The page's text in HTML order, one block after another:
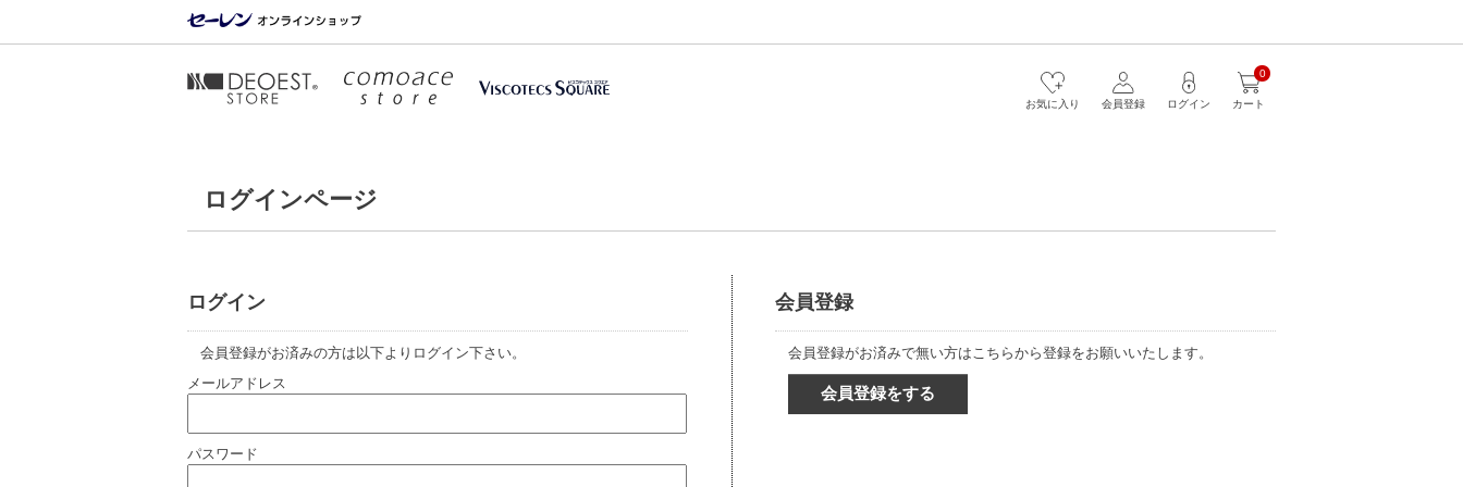
カート
0
ログイン
会員登録
お気に入り
ログインページ
ログイン
会員登録がお済みの方は以下よりログイン下さい。
メールアドレス
パスワード
会員登録
会員登録がお済みで無い方はこちらから登録をお願いいたします。
会員登録をする